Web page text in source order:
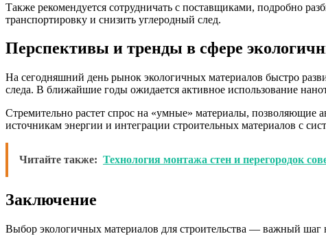
Также рекомендуется сотрудничать с поставщиками, подробно
транспортировку и снизить углеродный след.
Перспективы и тренды в сфере
На сегодняшний день рынок экологичных материалов быстро
следа. В ближайшие годы ожидается активное использование
Стремительно растет спрос на «умные» материалы, позволяющие
источникам энергии и интеграции строительных материалов с
Читайте также: Технология монтажа стен и перегородок
Заключение
Выбор экологичных материалов для строительства — важный